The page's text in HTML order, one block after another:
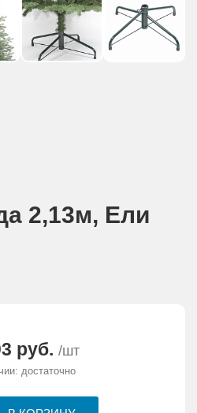
2,13м, Eли
руб. /шт
достаточно